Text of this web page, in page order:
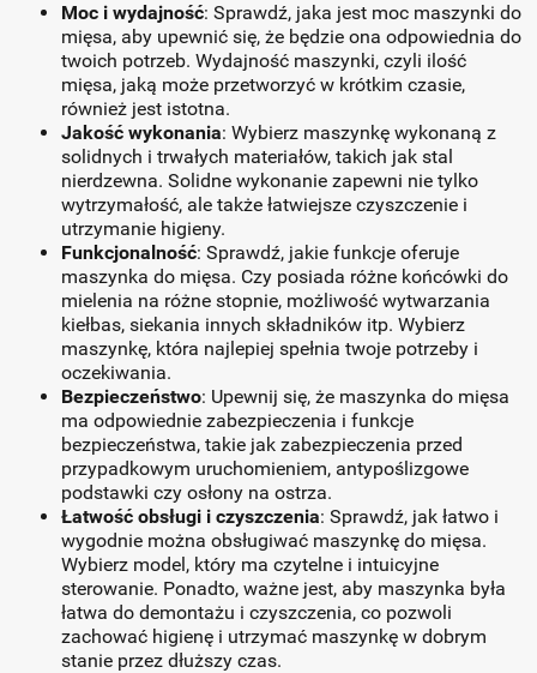
Moc i wydajność: Sprawdź, jaka jest moc maszynki do
mięsa, aby upewnić się, że będzie ona odpowiednia do
twoich potrzeb. Wydajność maszynki, czyli ilość
mięsa, jaką może przetworzyć w krótkim czasie,
również jest istotna.
Jakość wykonania: Wybierz maszynkę wykonaną z
solidnych i trwałych materiałów, takich jak stal
nierdzewna. Solidne wykonanie zapewni nie tylko
wytrzymałość, ale także łatwiejsze czyszczenie i
utrzymanie higieny.
Funkcjonalność: Sprawdź, jakie funkcje oferuje
maszynka do mięsa. Czy posiada różne końcówki do
mielenia na różne stopnie, możliwość wytwarzania
kiełbas, siekania innych składników itp. Wybierz
maszynkę, która najlepiej spełnia twoje potrzeby i
oczekiwania.
Bezpieczeństwo: Upewnij się, że maszynka do mięsa
ma odpowiednie zabezpieczenia i funkcje
bezpieczeństwa, takie jak zabezpieczenia przed
przypadkowym uruchomieniem, antypoślizgowe
podstawki czy osłony na ostrza.
Łatwość obsługi i czyszczenia: Sprawdź, jak łatwo i
wygodnie można obsługiwać maszynkę do mięsa.
Wybierz model, który ma czytelne i intuicyjne
sterowanie. Ponadto, ważne jest, aby maszynka była
łatwa do demontażu i czyszczenia, co pozwoli
zachować higienę i utrzymać maszynkę w dobrym
stanie przez dłuższy czas.